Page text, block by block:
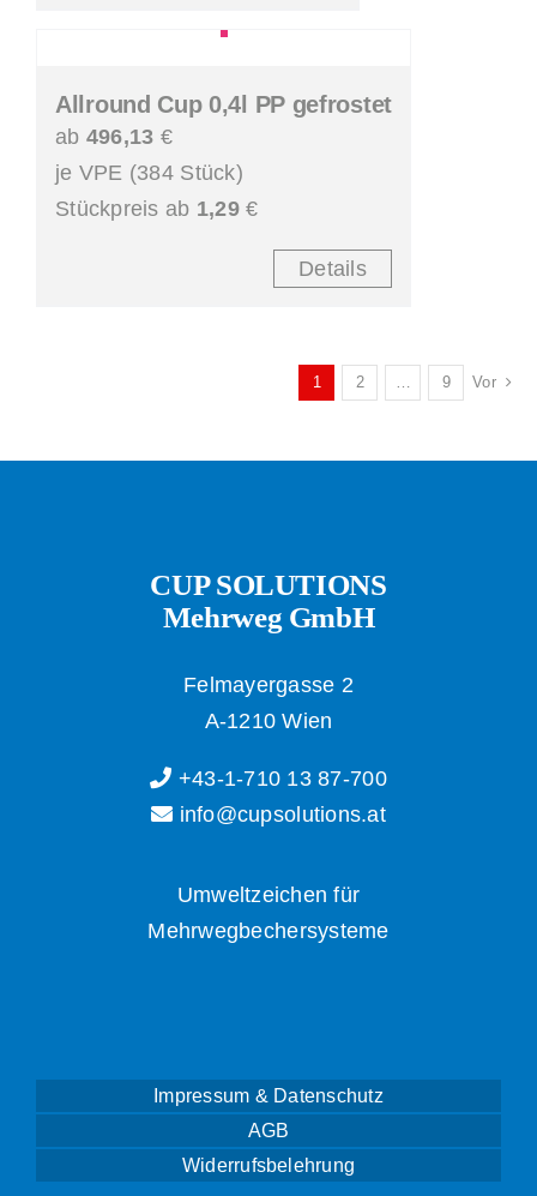
Allround Cup 0,4l PP gefrostet
ab 496,13 €
je VPE (384 Stück)
Stückpreis ab 1,29€
Details
1 2 … 9 Vor
CUP SOLUTIONS
Mehrweg GmbH
Felmayergasse 2
A-1210 Wien
+43-1-710 13 87-700
info@cupsolutions.at
Umweltzeichen für
Mehrwegbechersysteme
Impressum & Datenschutz
AGB
Widerrufsbelehrung